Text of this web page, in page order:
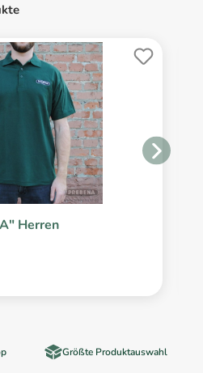
Herren
Größte Produktauswahl